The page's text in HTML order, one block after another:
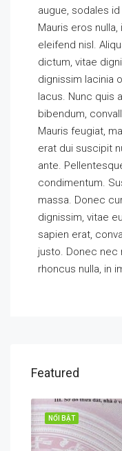
augue, sodales
Mauris eros
eleifend nisl.
dictum, vitae
dignissim lacinia
lacus. Nunc quis
bibendum,
Mauris feugiat,
erat dui suscipit
ante.
condimentum.
massa. Donec
dignissim, vitae
sapien erat,
justo. Donec nec
rhoncus nulla, in
Featured
NỔI BẬT